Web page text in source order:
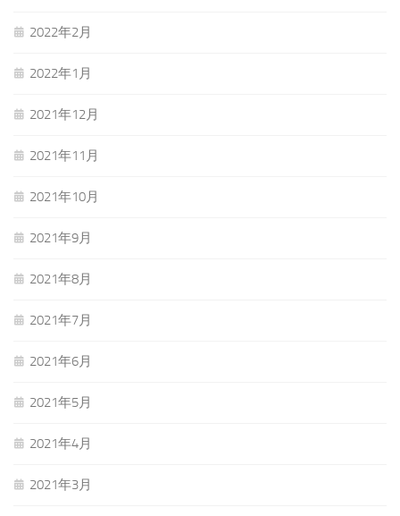
2022年2月
2022年1月
2021年12月
2021年11月
2021年10月
2021年9月
2021年8月
2021年7月
2021年6月
2021年5月
2021年4月
2021年3月